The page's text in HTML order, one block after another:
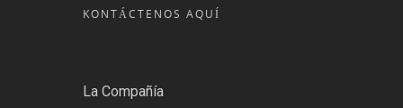
KONTÁCTENOS AQUÍ
La Compañía